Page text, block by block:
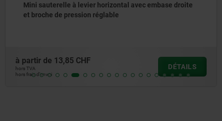
Mini sauterelle à levier horizontal avec embase droite
et broche de pression réglable
à partir de 13,85 CHF
hors TVA
hors frais d’envoi
DÉTAILS